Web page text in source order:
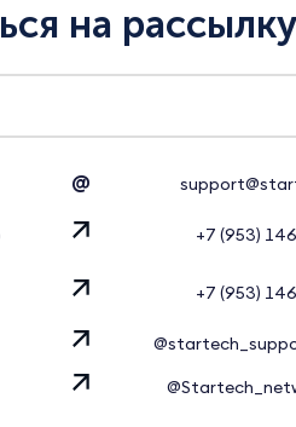
на рассылку
@
+7 (953)
+7 (953)